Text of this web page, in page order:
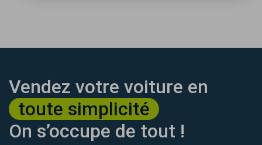
Vendez votre voiture en
toute simplicité
On s’occupe de tout !